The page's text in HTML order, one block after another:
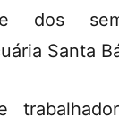
dos
Santa